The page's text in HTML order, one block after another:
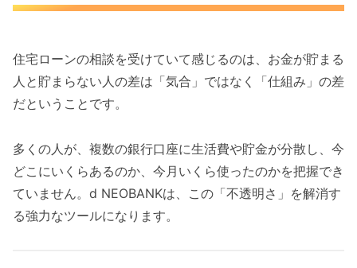
住宅ローンの相談を受けていて感じるのは、お金が貯まる
人と貯まらない人の差は「気合」ではなく「仕組み」の差
だということです。
多くの人が、複数の銀行口座に生活費や貯金が分散し、今
どこにいくらあるのか、今月いくら使ったのかを把握でき
ていません。d NEOBANKは、この「不透明さ」を解消す
る強力なツールになります。